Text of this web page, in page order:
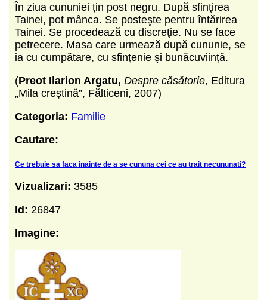
În ziua cununiei ţin post negru. După sfinţirea
Tainei, pot mânca. Se posteşte pentru întărirea
Tainei. Se procedează cu discreţie. Nu se face
petrecere. Masa care urmează după cununie, se
ia cu cumpătare, cu sfinţenie şi bunăcuviinţă.
(Preot Ilarion Argatu, Despre căsătorie, Editura
„Mila creștină”, Fălticeni, 2007)
Categoria: Familie
Cautare:
Ce trebuie sa faca inainte de a se cununa cei ce au trait necununati?
Vizualizari: 3585
Id: 26847
Imagine: